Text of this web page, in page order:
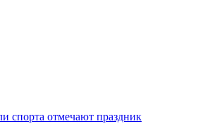
спорта отмечают праздник